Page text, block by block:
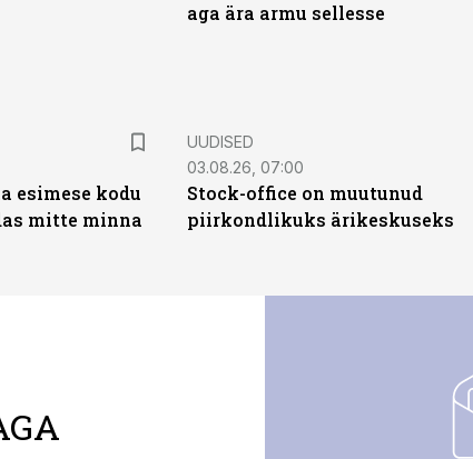
aga ära armu sellesse
esimese kodu
mitte minna
UUDISED
03.08.26, 07:00
Stock-office on muutunud
piirkondlikuks ärikeskuseks